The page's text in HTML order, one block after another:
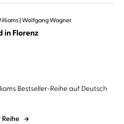
Wolfgang Wagner
in Florenz
Bestseller-Reihe auf Deutsch
Reihe